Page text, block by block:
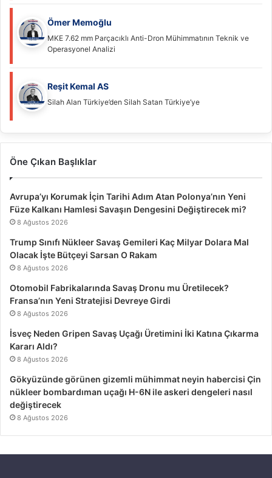
Ömer Memoğlu
MKE 7.62 mm Parçacıklı Anti-Dron Mühimmatının Teknik ve
Operasyonel Analizi
Reşit Kemal AS
Silah Alan Türkiye’den Silah Satan Türkiye’ye
Öne Çıkan Başlıklar
Avrupa’yı Korumak İçin Tarihi Adım Atan Polonya’nın Yeni
Füze Kalkanı Hamlesi Savaşın Dengesini Değiştirecek mi?
8 Ağustos 2026
Trump Sınıfı Nükleer Savaş Gemileri Kaç Milyar Dolara Mal
Olacak İşte Bütçeyi Sarsan O Rakam
8 Ağustos 2026
Otomobil Fabrikalarında Savaş Dronu mu Üretilecek?
Fransa’nın Yeni Stratejisi Devreye Girdi
8 Ağustos 2026
İsveç Neden Gripen Savaş Uçağı Üretimini İki Katına Çıkarma
Kararı Aldı?
8 Ağustos 2026
Gökyüzünde görünen gizemli mühimmat neyin habercisi Çin
nükleer bombardıman uçağı H-6N ile askeri dengeleri nasıl
değiştirecek
8 Ağustos 2026